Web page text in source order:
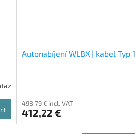
Autonabíjení WLBX | kabel Typ 1
498,79 € incl. VAT
412,22 €